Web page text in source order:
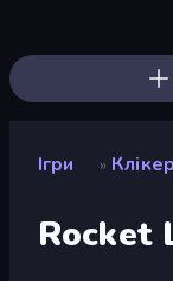
Ігри » Клікер
Rocket